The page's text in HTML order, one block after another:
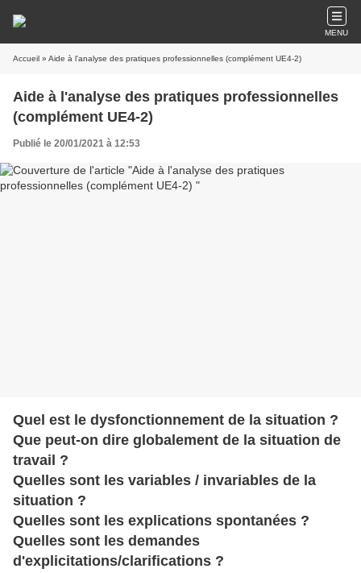
MENU
Accueil » Aide à l'analyse des pratiques professionnelles (complément UE4-2)
Aide à l'analyse des pratiques professionnelles
(complément UE4-2)
Publié le 20/01/2021 à 12:53
Quel est le dysfonctionnement de la situation ?
Que peut-on dire globalement de la situation de
travail ?
Quelles sont les variables / invariables de la
situation ?
Quelles sont les explications spontanées ?
Quelles sont les demandes
d'explicitations/clarifications ?